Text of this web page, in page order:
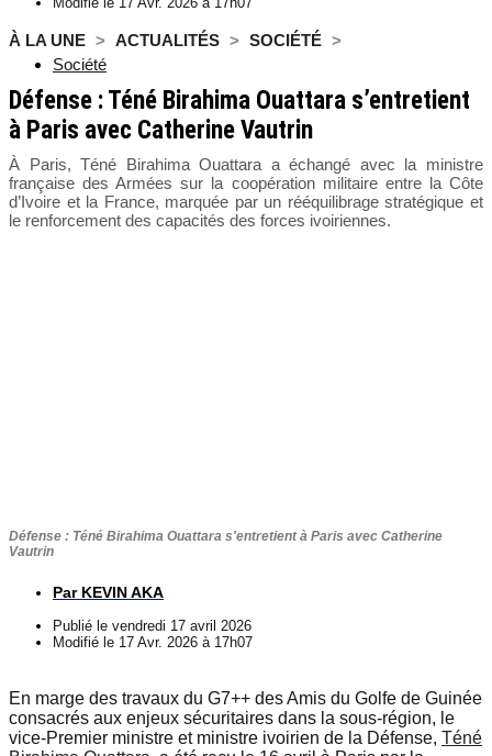
À LA UNE > ACTUALITÉS > SOCIÉTÉ >
Société
Défense : Téné Birahima Ouattara s’entretient
à Paris avec Catherine Vautrin
À Paris, Téné Birahima Ouattara a échangé avec la ministre
française des Armées sur la coopération militaire entre la Côte
d’Ivoire et la France, marquée par un rééquilibrage stratégique et
le renforcement des capacités des forces ivoiriennes.
Défense : Téné Birahima Ouattara s'entretient à Paris avec Catherine
Vautrin
ParKEVIN AKA
Publié le vendredi 17 avril 2026
Modifié le 17 Avr. 2026 à 17h07
En marge des travaux du G7++ des Amis du Golfe de Guinée
consacrés aux enjeux sécuritaires dans la sous-région, le
vice-Premier ministre et ministre ivoirien de la Défense, Téné